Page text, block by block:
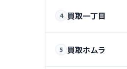
4 買取一丁目
5 買取ホムラ